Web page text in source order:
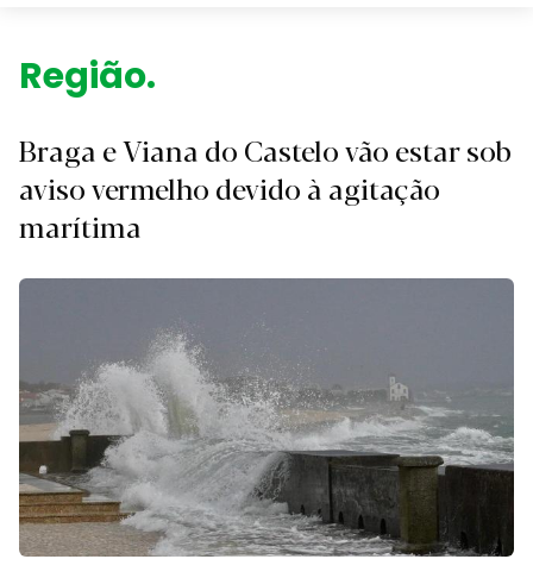
Região.
Braga e Viana do Castelo vão estar sob
aviso vermelho devido à agitação
marítima